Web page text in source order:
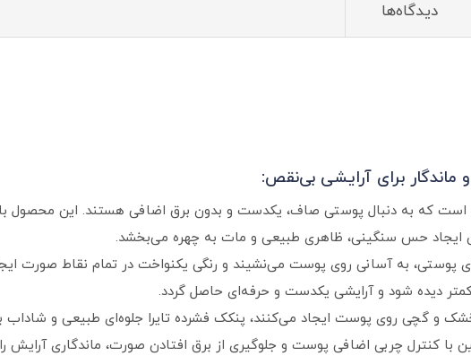
دیدگاه‌ها
برای آرایشی بی‌نقص:
است که به دنبال پوستی صاف، یکدست و بدون برق اضافی هستند. این
ایجاد حس سنگینی، ظاهری طبیعی و مات به چهره می‌بخشد.
پوستی، به آسانی روی پوست می‌نشیند و رنگی یکنواخت در تمام نقاط صورت
دیده شود و آرایشی یکدست و حرفه‌ای حاصل گردد.
و گچی روی پوست ایجاد می‌کنند، پنکک فشرده تایرا جلوه‌ای طبیعی و
با کنترل چربی اضافی پوست و جلوگیری از برق افتادن صورت، ماندگاری آرایش